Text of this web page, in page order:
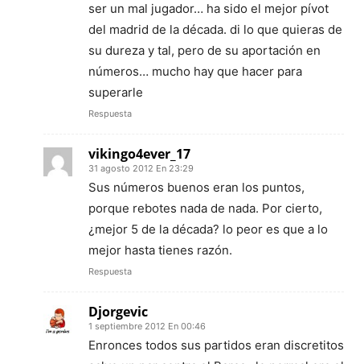
ser un mal jugador… ha sido el mejor pívot
del madrid de la década. di lo que quieras de
su dureza y tal, pero de su aportación en
números… mucho hay que hacer para
superarle
Respuesta
vikingo4ever_17
31 agosto 2012 En 23:29
Sus números buenos eran los puntos,
porque rebotes nada de nada. Por cierto,
¿mejor 5 de la década? lo peor es que a lo
mejor hasta tienes razón.
Respuesta
Djorgevic
1 septiembre 2012 En 00:46
Enronces todos sus partidos eran discretitos